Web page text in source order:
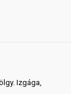
Izgága,